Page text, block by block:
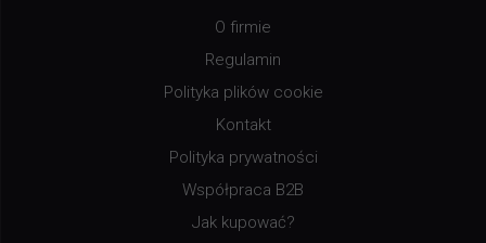
O firmie
Regulamin
Polityka plików cookie
Kontakt
Polityka prywatności
Współpraca B2B
Jak kupować?